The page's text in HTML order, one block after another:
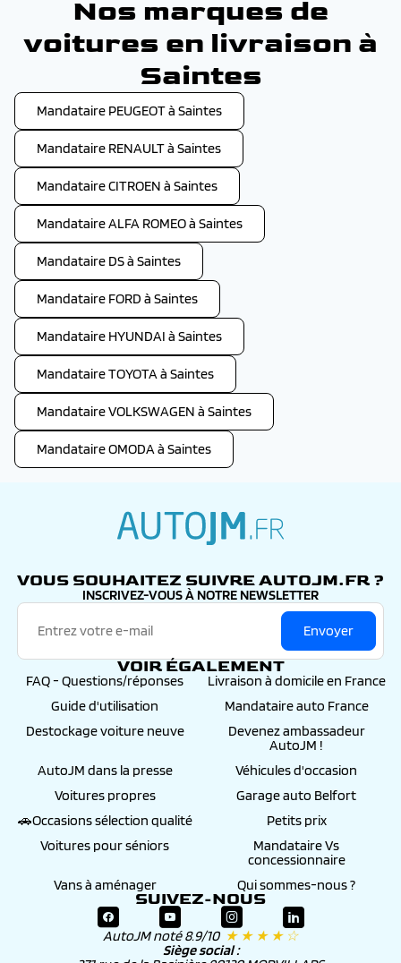
Nos marques de
voitures en livraison à
Saintes
Mandataire PEUGEOT à Saintes
Mandataire RENAULT à Saintes
Mandataire CITROEN à Saintes
Mandataire ALFA ROMEO à Saintes
Mandataire DS à Saintes
Mandataire FORD à Saintes
Mandataire HYUNDAI à Saintes
Mandataire TOYOTA à Saintes
Mandataire VOLKSWAGEN à Saintes
Mandataire OMODA à Saintes
VOUS SOUHAITEZ SUIVRE AUTOJM.FR ?
INSCRIVEZ-VOUS À NOTRE NEWSLETTER
Envoyer
VOIR ÉGALEMENT
FAQ - Questions/réponses
Livraison à domicile en France
Guide d'utilisation
Mandataire auto France
Destockage voiture neuve
Devenez ambassadeur
AutoJM !
AutoJM dans la presse
Véhicules d'occasion
Voitures propres
Garage auto Belfort
🚗Occasions sélection qualité
Petits prix
Voitures pour séniors
Mandataire Vs
concessionnaire
Vans à aménager
Qui sommes-nous ?
SUIVEZ-NOUS
AutoJM noté 8.9/10 ★ ★ ★ ★ ☆
Siège social :